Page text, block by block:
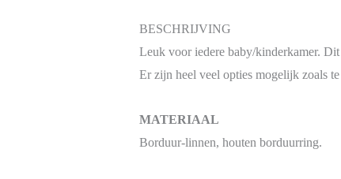
BESCHRIJVING
Leuk voor iedere baby/kinderkamer.
Er zijn heel veel opties mogelijk zoals
MATERIAAL
Borduur-linnen, houten borduurring.